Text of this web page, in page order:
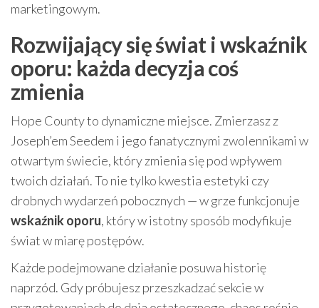
marketingowym.
Rozwijający się świat i wskaźnik
oporu: każda decyzja coś
zmienia
Hope County to dynamiczne miejsce. Zmierzasz z
Joseph’em Seedem i jego fanatycznymi zwolennikami w
otwartym świecie, który zmienia się pod wpływem
twoich działań. To nie tylko kwestia estetyki czy
drobnych wydarzeń pobocznych — w grze funkcjonuje
wskaźnik oporu, który w istotny sposób modyfikuje
świat w miarę postępów.
Każde podejmowane działanie posuwa historię
naprzód. Gdy próbujesz przeszkadzać sekcie w